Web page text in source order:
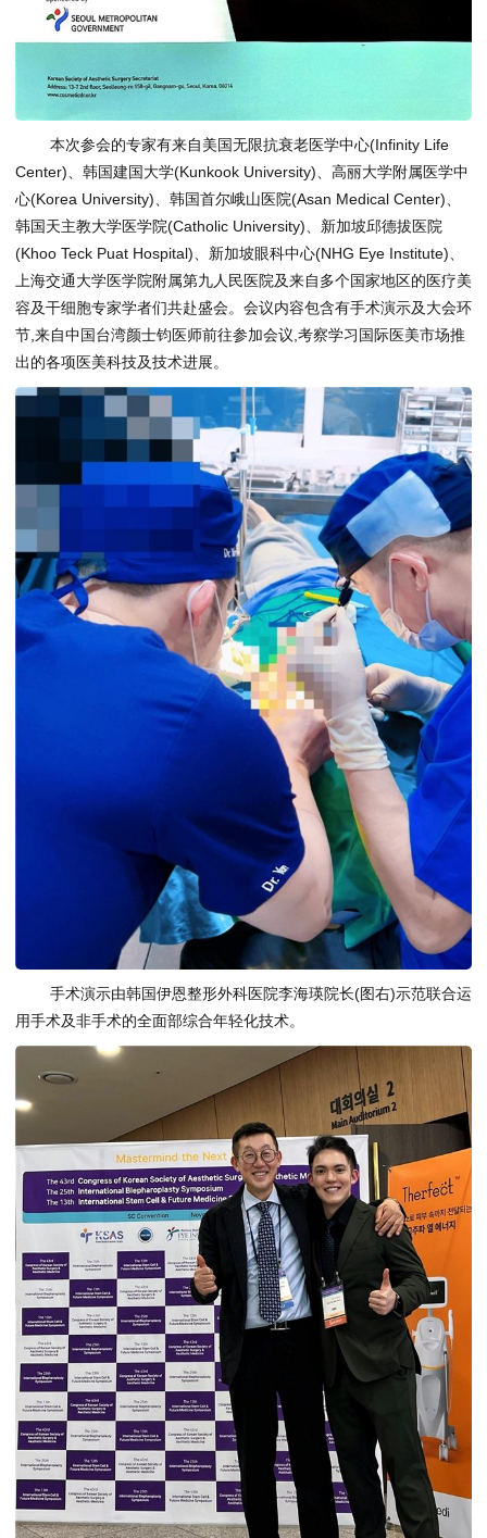
本次参会的专家有来自美国无限抗衰老医学中心(Infinity Life
Center)、韩国建国大学(Kunkook University)、高丽大学附属医学中
心(Korea University)、韩国首尔峨山医院(Asan Medical Center)、
韩国天主教大学医学院(Catholic University)、新加坡邱德拔医院
(Khoo Teck Puat Hospital)、新加坡眼科中心(NHG Eye Institute)、
上海交通大学医学院附属第九人民医院及来自多个国家地区的医疗美
容及干细胞专家学者们共赴盛会。会议内容包含有手术演示及大会环
节,来自中国台湾颜士钧医师前往参加会议,考察学习国际医美市场推
出的各项医美科技及技术进展。
手术演示由韩国伊恩整形外科医院李海瑛院长(图右)示范联合运
用手术及非手术的全面部综合年轻化技术。